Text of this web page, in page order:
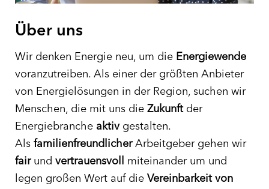
Über uns
Wir denken Energie neu, um die Energiewende
voranzutreiben. Als einer der größten Anbieter
von Energielösungen in der Region, suchen wir
Menschen, die mit uns die Zukunftder
Energiebranche aktivgestalten.
Als familienfreundlicherArbeitgeber gehen wir
fairund vertrauensvoll miteinander um und
legen großen Wert auf die Vereinbarkeit von